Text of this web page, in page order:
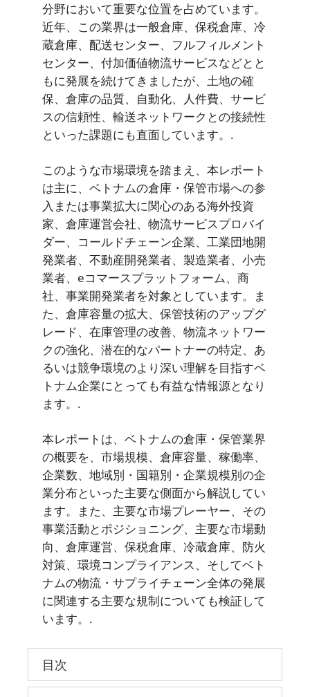
分野において重要な位置を占めています。
近年、この業界は一般倉庫、保税倉庫、冷
蔵倉庫、配送センター、フルフィルメント
センター、付加価値物流サービスなどとと
もに発展を続けてきましたが、土地の確
保、倉庫の品質、自動化、人件費、サービ
スの信頼性、輸送ネットワークとの接続性
といった課題にも直面しています。.
このような市場環境を踏まえ、本レポート
は主に、ベトナムの倉庫・保管市場への参
入または事業拡大に関心のある海外投資
家、倉庫運営会社、物流サービスプロバイ
ダー、コールドチェーン企業、工業団地開
発業者、不動産開発業者、製造業者、小売
業者、eコマースプラットフォーム、商
社、事業開発業者を対象としています。ま
た、倉庫容量の拡大、保管技術のアップグ
レード、在庫管理の改善、物流ネットワー
クの強化、潜在的なパートナーの特定、あ
るいは競争環境のより深い理解を目指すベ
トナム企業にとっても有益な情報源となり
ます。.
本レポートは、ベトナムの倉庫・保管業界
の概要を、市場規模、倉庫容量、稼働率、
企業数、地域別・国籍別・企業規模別の企
業分布といった主要な側面から解説してい
ます。また、主要な市場プレーヤー、その
事業活動とポジショニング、主要な市場動
向、倉庫運営、保税倉庫、冷蔵倉庫、防火
対策、環境コンプライアンス、そしてベト
ナムの物流・サプライチェーン全体の発展
に関連する主要な規制についても検証して
います。.
目次